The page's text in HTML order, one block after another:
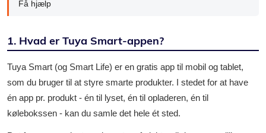
Få hjælp
1. Hvad er Tuya Smart-appen?
Tuya Smart (og Smart Life) er en gratis app til mobil og tablet,
som du bruger til at styre smarte produkter. I stedet for at have
én app pr. produkt - én til lyset, én til opladeren, én til
kølebokssen - kan du samle det hele ét sted.